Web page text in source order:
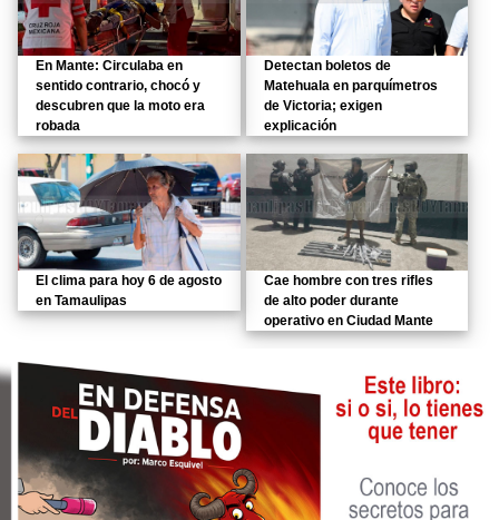
En Mante: Circulaba en
sentido contrario, chocó y
descubren que la moto era
robada
Detectan boletos de
Matehuala en parquímetros
de Victoria; exigen
explicación
El clima para hoy 6 de agosto
en Tamaulipas
Cae hombre con tres rifles
de alto poder durante
operativo en Ciudad Mante